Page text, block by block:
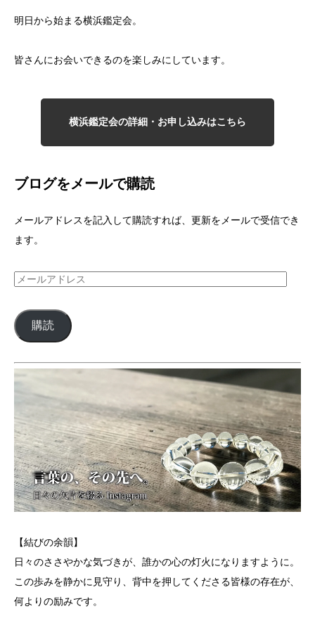
明日から始まる横浜鑑定会。
皆さんにお会いできるのを楽しみにしています。
横浜鑑定会の詳細・お申し込みはこちら
ブログをメールで購読
メールアドレスを記入して購読すれば、更新をメールで受信でき
ます。
メ
ル
ア
レ
購読
【結びの余韻】
日々のささやかな気づきが、誰かの心の灯火になりますように。
この歩みを静かに見守り、背中を押してくださる皆様の存在が、
何よりの励みです。